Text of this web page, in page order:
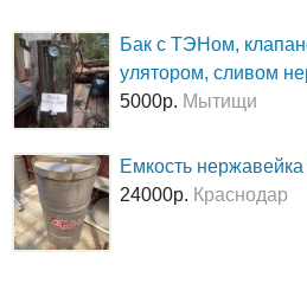
Бак с ТЭНом,
улятором, сливом
5000р. Мытищи
Емкость нержавейка
24000р. Краснодар